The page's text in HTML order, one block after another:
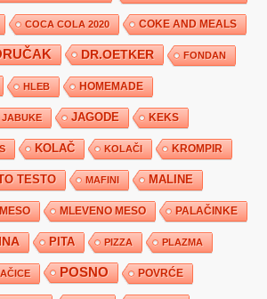
COCA COLA 2020 COKE AND MEALS
DR.OETKER FONDAN
HLEB HOMEMADE
JABUKE JAGODE KEKS
KOLAČ KOLAČI KROMPIR
TESTO MAFINI MALINE
MESO MLEVENO MESO PALAČINKE
PITA PIZZA PLAZMA
POSNO POVRĆE